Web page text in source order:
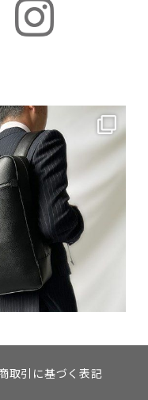
取引に基づく表記